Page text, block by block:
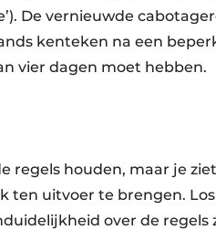
De vernieuwde
kenteken na een
vier dagen moet hebben.
regels houden, maar je
ten uitvoer te brengen.
over de regels